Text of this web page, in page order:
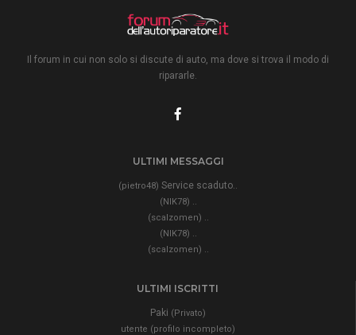
Il forum in cui non solo si discute di auto, ma dove si trova il modo di
ripararle.
ULTIMI MESSAGGI
(pietro48) Service scaduto..
(NIK78)
(scalzomen)
(NIK78)
(scalzomen)
ULTIMI ISCRITTI
Paki (Privato)
utente (profilo incompleto)